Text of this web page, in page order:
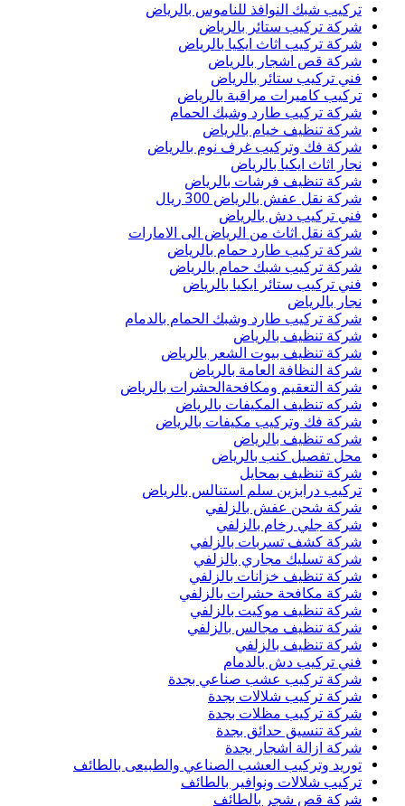
تركيب شبك النوافذ للناموس بالرياض
شركة تركيب ستائر بالرياض
شركة تركيب اثاث ايكيا بالرياض
شركة قص اشجار بالرياض
فني تركيب ستائر بالرياض
تركيب كاميرات مراقبة بالرياض
شركة تركيب طارد وشبك الحمام
شركة تنظيف خيام بالرياض
شركة فك وتركيب غرف نوم بالرياض
نجار اثاث ايكيا بالرياض
شركة تنظيف فرشات بالرياض
شركة نقل عفش بالرياض 300 ريال
فني تركيب دش بالرياض
شركة نقل اثاث من الرياض الى الامارات
شركة تركيب طارد حمام بالرياض
شركة تركيب شبك حمام بالرياض
فني تركيب ستائر ايكيا بالرياض
نجار بالرياض
شركة تركيب طارد وشبك الحمام بالدمام
شركة تنظيف بالرياض
شركة تنظيف بيوت الشعر بالرياض
شركة النظافة العامة بالرياض
شركة التعقيم ومكافحةالحشرات بالرياض
شركه تنظيف المكيفات بالرياض
شركة فك وتركيب مكيفات بالرياض
شركه تنظيف بالرياض
محل تفصيل كنب بالرياض
شركة تنظيف بمحايل
تركيب درابزين سلم استنالس بالرياض
شركة شحن عفش بالزلفي
شركة جلي رخام بالزلفي
شركة كشف تسربات بالزلفي
شركة تسليك مجاري بالزلفي
شركة تنظيف خزانات بالزلفي
شركة مكافحة حشرات بالزلفي
شركة تنظيف موكيت بالزلفي
شركة تنظيف مجالس بالزلفي
شركة تنظيف بالزلفي
فني تركيب دش بالدمام
شركة تركيب عشب صناعي بجدة
شركة تركيب شلالات بجدة
شركة تركيب مظلات بجدة
شركة تنسيق حدائق بجدة
شركة ازالة اشجار بجدة
توريد وتركيب العشب الصناعي والطبيعى بالطائف
تركيب شلالات ونوافير بالطائف
شركة قص شجر بالطائف